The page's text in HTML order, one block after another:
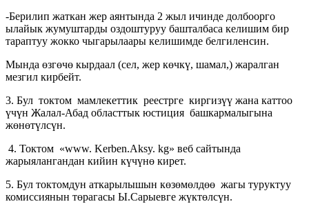
-Берилип жаткан жер аянтында 2 жыл ичинде долбоорго
ылайык жумуштарды оздоштуруу башталбаса келишим бир
тараптуу жокко чыгарылаары келишимде белгиленсин.
Мында өзгөчө кырдаал (сел, жер көчкү, шамал,) жаралган
мезгил кирбейт.
3. Бул токтом мамлекеттик реестрге киргизүү жана каттоо
үчүн Жалал-Абад областтык юстиция башкармалыгына
жөнөтүлсүн.
4. Токтом «www. Kerben.Aksy. kg» веб сайтында
жарыялангандан кийин күчүнө кирет.
5. Бул токтомдун аткарылышын көзөмөлдөө жагы туруктуу
комиссиянын төрагасы Ы.Сарыевге жүктөлсүн.